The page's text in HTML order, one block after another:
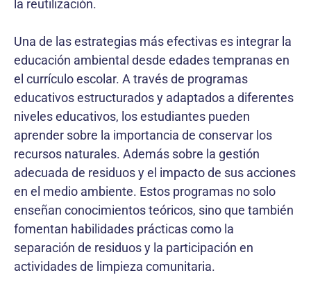
la reutilización.
Una de las estrategias más efectivas es integrar la
educación ambiental desde edades tempranas en
el currículo escolar. A través de programas
educativos estructurados y adaptados a diferentes
niveles educativos, los estudiantes pueden
aprender sobre la importancia de conservar los
recursos naturales. Además sobre la gestión
adecuada de residuos y el impacto de sus acciones
en el medio ambiente. Estos programas no solo
enseñan conocimientos teóricos, sino que también
fomentan habilidades prácticas como la
separación de residuos y la participación en
actividades de limpieza comunitaria.